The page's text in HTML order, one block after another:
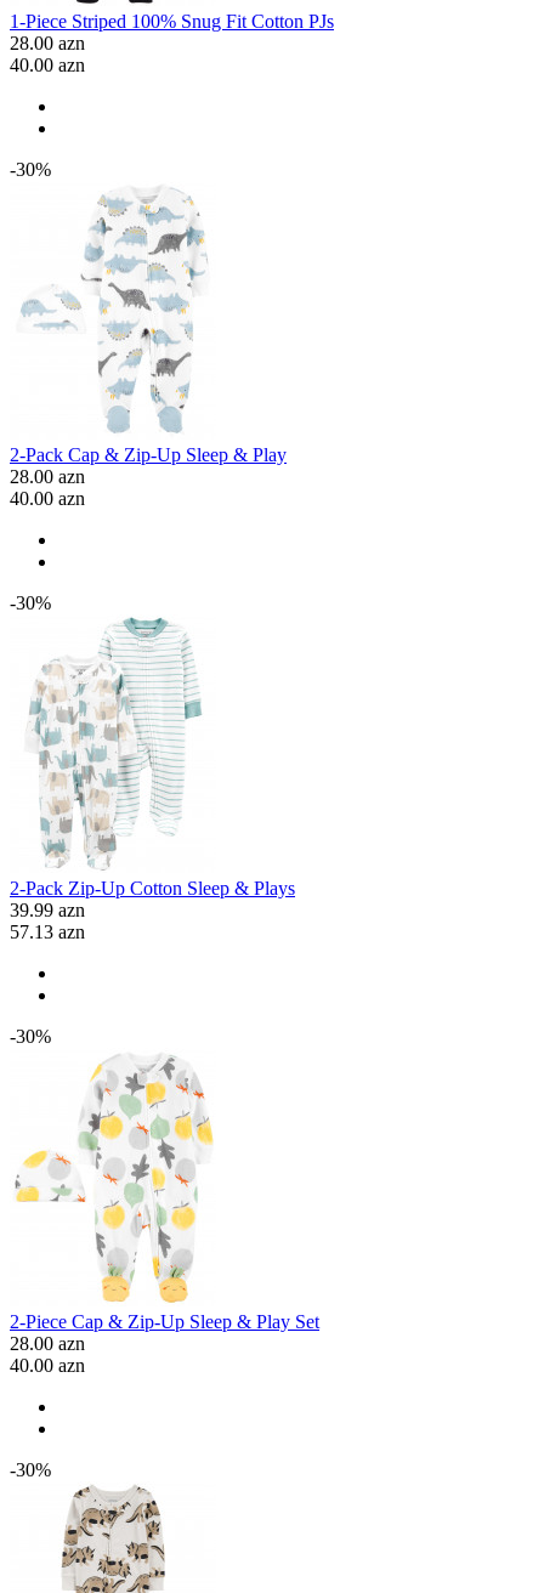
1-Piece Striped 100% Snug Fit Cotton PJs
28.00 azn
40.00 azn
-30%
2-Pack Cap & Zip-Up Sleep & Play
28.00 azn
40.00 azn
-30%
2-Pack Zip-Up Cotton Sleep & Plays
39.99 azn
57.13 azn
-30%
2-Piece Cap & Zip-Up Sleep & Play Set
28.00 azn
40.00 azn
-30%